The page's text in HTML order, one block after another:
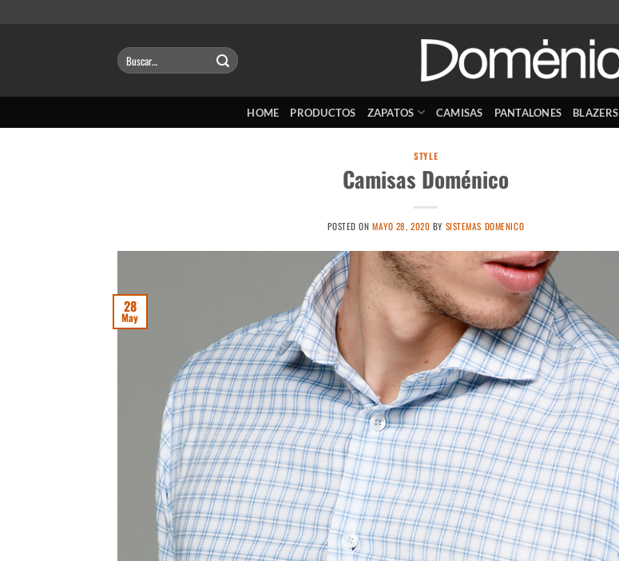
Buscar
por:
HOME PRODUCTOS ZAPATOS CAMISAS PANTALONES BLAZERS
STYLE
Camisas Doménico
POSTED ONMAYO 28, 2020 BY SISTEMAS DOMENICO
28
May